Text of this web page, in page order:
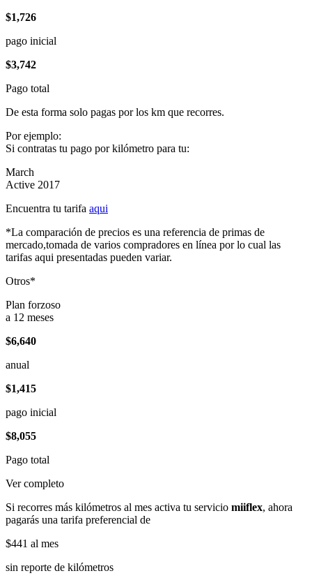
$1,726
pago inicial
$3,742
Pago total
De esta forma solo pagas por los km que recorres.
Por ejemplo:
Si contratas tu pago por kilómetro para tu:
March
Active 2017
Encuentra tu tarifa aqui
*La comparación de precios es una referencia de primas de
mercado,tomada de varios compradores en línea por lo cual las
tarifas aqui presentadas pueden variar.
Otros*
Plan forzoso
a 12 meses
$6,640
anual
$1,415
pago inicial
$8,055
Pago total
Ver completo
Si recorres más kilómetros al mes activa tu servicio miiflex, ahora
pagarás una tarifa preferencial de
$441 al mes
sin reporte de kilómetros